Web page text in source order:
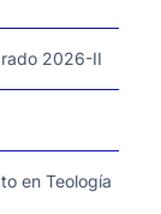
2026-II
en Teología